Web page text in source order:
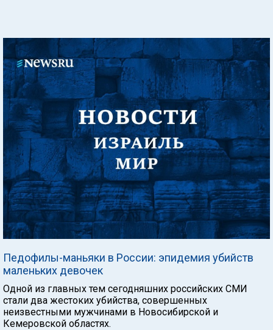
Педофилы-маньяки в России: эпидемия убийств
маленьких девочек
Одной из главных тем сегодняшних российских СМИ
стали два жестоких убийства, совершенных
неизвестными мужчинами в Новосибирской и
Кемеровской областях.